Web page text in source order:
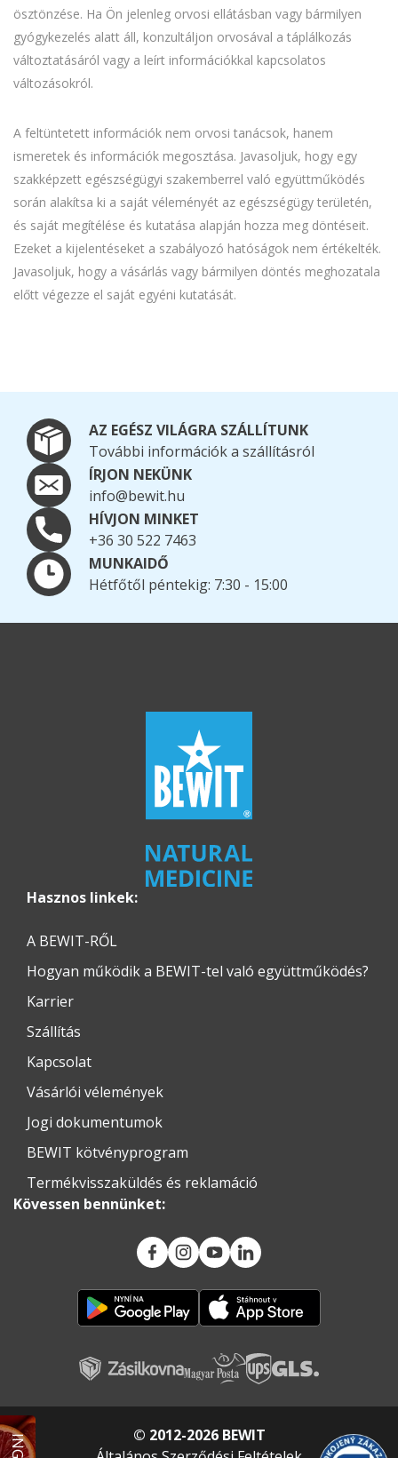
ösztönzése. Ha Ön jelenleg orvosi ellátásban vagy bármilyen
gyógykezelés alatt áll, konzultáljon orvosával a táplálkozás
változtatásáról vagy a leírt információkkal kapcsolatos
változásokról.
A feltüntetett információk nem orvosi tanácsok, hanem
ismeretek és információk megosztása. Javasoljuk, hogy egy
szakképzett egészségügyi szakemberrel való együttműködés
során alakítsa ki a saját véleményét az egészségügy területén,
és saját megítélése és kutatása alapján hozza meg döntéseit.
Ezeket a kijelentéseket a szabályozó hatóságok nem értékelték.
Javasoljuk, hogy a vásárlás vagy bármilyen döntés meghozatala
előtt végezze el saját egyéni kutatását.
AZ EGÉSZ VILÁGRA SZÁLLÍTUNK
További információk a szállításról
ÍRJON NEKÜNK
info@bewit.hu
HÍVJON MINKET
+36 30 522 7463
MUNKAIDŐ
Hétfőtől péntekig: 7:30 - 15:00
Hasznos linkek:
A BEWIT-RŐL
Hogyan működik a BEWIT-tel való együttműködés?
Karrier
Szállítás
Kapcsolat
Vásárlói vélemények
Jogi dokumentumok
BEWIT kötvényprogram
Termékvisszaküldés és reklamáció
Kövessen bennünket:
© 2012-2026 BEWIT